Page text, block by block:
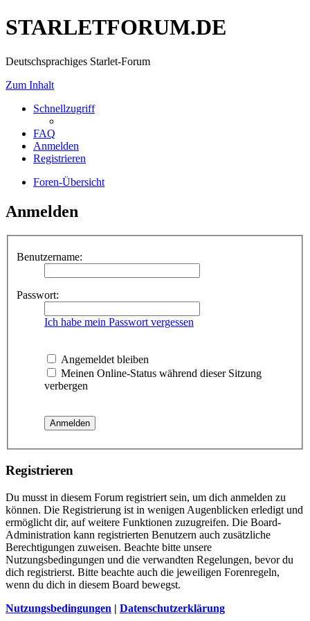
STARLETFORUM.DE
Deutschsprachiges Starlet-Forum
Zum Inhalt
Schnellzugriff
FAQ
Anmelden
Registrieren
Foren-Übersicht
Anmelden
Benutzername:
Passwort:
Ich habe mein Passwort vergessen
Angemeldet bleiben
Meinen Online-Status während dieser Sitzung
verbergen
Registrieren
Du musst in diesem Forum registriert sein, um dich anmelden zu
können. Die Registrierung ist in wenigen Augenblicken erledigt und
ermöglicht dir, auf weitere Funktionen zuzugreifen. Die Board-
Administration kann registrierten Benutzern auch zusätzliche
Berechtigungen zuweisen. Beachte bitte unsere
Nutzungsbedingungen und die verwandten Regelungen, bevor du
dich registrierst. Bitte beachte auch die jeweiligen Forenregeln,
wenn du dich in diesem Board bewegst.
Nutzungsbedingungen | Datenschutzerklärung